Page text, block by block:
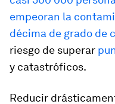
empeoran la
décima de grado de
riesgo de superar
y catastróficos.
Reducir